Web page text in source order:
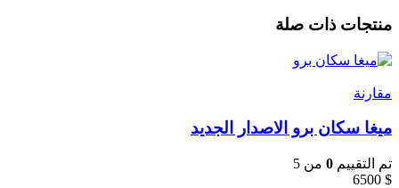
منتجات ذات صلة
مقارنة
ميغا سكان برو الاصدار الجديد
تم التقييم 0 من 5
6500 $